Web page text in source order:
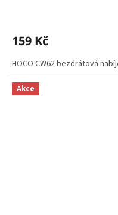
159 Kč
HOCO CW62 bezdrátová
Akce